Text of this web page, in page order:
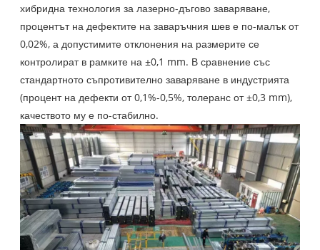
хибридна технология за лазерно-дъгово заваряване,
процентът на дефектите на заваръчния шев е по-малък от
0,02%, а допустимите отклонения на размерите се
контролират в рамките на ±0,1 mm. В сравнение със
стандартното съпротивително заваряване в индустрията
(процент на дефекти от 0,1%-0,5%, толеранс от ±0,3 mm),
качеството му е по-стабилно.